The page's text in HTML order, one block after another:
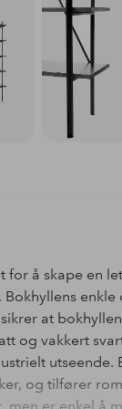
for å skape en
Bokhyllens
at
og vakkert
utseende.
og tilfører